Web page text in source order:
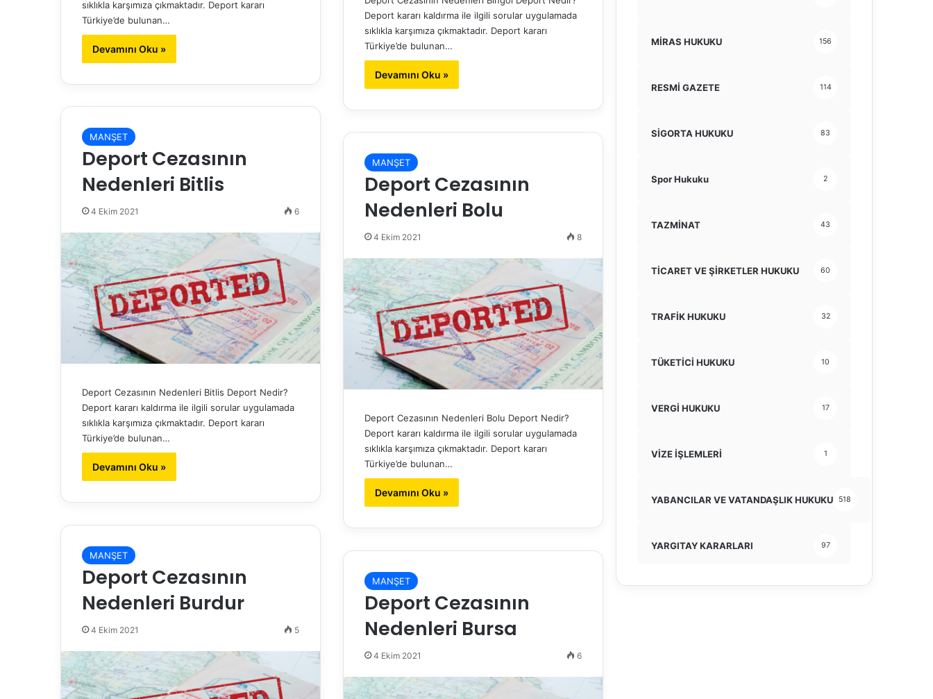
sıklıkla karşımıza çıkmaktadır. Deport kararı
Türkiye’de bulunan…
Devamını Oku »
Deport kararı kaldırma ile ilgili sorular uygulamada
sıklıkla karşımıza çıkmaktadır. Deport kararı
Türkiye’de bulunan…
Devamını Oku »
MANŞET
Deport Cezasının
Nedenleri Bitlis
4 Ekim 2021 6
Deport Cezasının Nedenleri Bitlis Deport Nedir?
Deport kararı kaldırma ile ilgili sorular uygulamada
sıklıkla karşımıza çıkmaktadır. Deport kararı
Türkiye’de bulunan…
Devamını Oku »
MANŞET
Deport Cezasının
Nedenleri Bolu
4 Ekim 2021 8
Deport Cezasının Nedenleri Bolu Deport Nedir?
Deport kararı kaldırma ile ilgili sorular uygulamada
sıklıkla karşımıza çıkmaktadır. Deport kararı
Türkiye’de bulunan…
Devamını Oku »
MANŞET
Deport Cezasının
Nedenleri Burdur
4 Ekim 2021 5
MANŞET
Deport Cezasının
Nedenleri Bursa
4 Ekim 2021 6
MİRAS HUKUKU 156
RESMİ GAZETE 114
SİGORTA HUKUKU 83
Spor Hukuku 2
TAZMİNAT 43
TİCARET VE ŞİRKETLER HUKUKU 60
TRAFİK HUKUKU 32
TÜKETİCİ HUKUKU 10
VERGİ HUKUKU 17
VİZE İŞLEMLERİ 1
YABANCILAR VE VATANDAŞLIK HUKUKU 518
YARGITAY KARARLARI 97